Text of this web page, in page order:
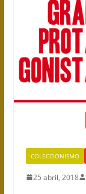
COLECCIONISMO
25 abril, 2018